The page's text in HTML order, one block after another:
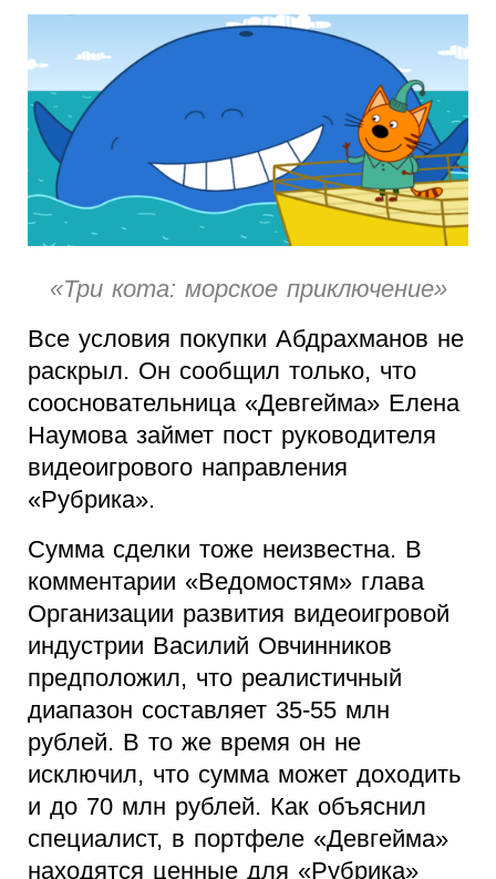
«Три кота: морское приключение»
Все условия покупки Абдрахманов не
раскрыл. Он сообщил только, что
соосновательница «Девгейма» Елена
Наумова займет пост руководителя
видеоигрового направления
«Рубрика».
Сумма сделки тоже неизвестна. В
комментарии «Ведомостям» глава
Организации развития видеоигровой
индустрии Василий Овчинников
предположил, что реалистичный
диапазон составляет 35-55 млн
рублей. В то же время он не
исключил, что сумма может доходить
и до 70 млн рублей. Как объяснил
специалист, в портфеле «Девгейма»
находятся ценные для «Рубрика»